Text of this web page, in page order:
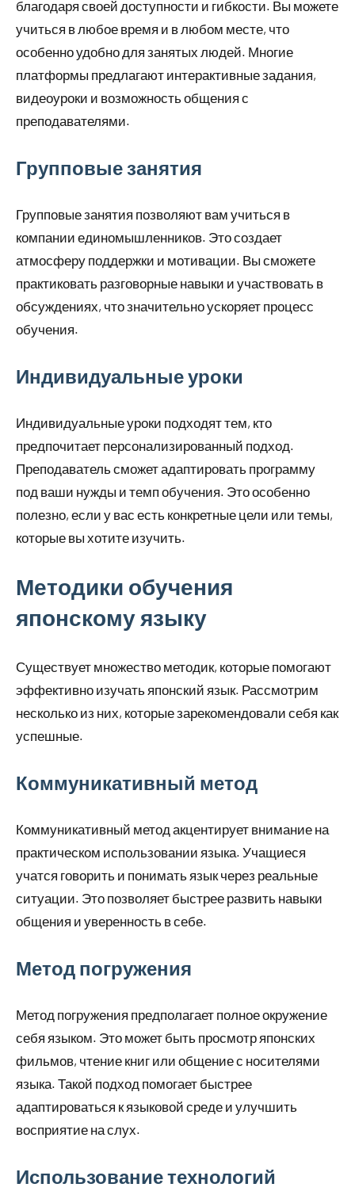
благодаря своей доступности и гибкости. Вы можете
учиться в любое время и в любом месте, что
особенно удобно для занятых людей. Многие
платформы предлагают интерактивные задания,
видеоуроки и возможность общения с
преподавателями.
Групповые занятия
Групповые занятия позволяют вам учиться в
компании единомышленников. Это создает
атмосферу поддержки и мотивации. Вы сможете
практиковать разговорные навыки и участвовать в
обсуждениях, что значительно ускоряет процесс
обучения.
Индивидуальные уроки
Индивидуальные уроки подходят тем, кто
предпочитает персонализированный подход.
Преподаватель сможет адаптировать программу
под ваши нужды и темп обучения. Это особенно
полезно, если у вас есть конкретные цели или темы,
которые вы хотите изучить.
Методики обучения
японскому языку
Существует множество методик, которые помогают
эффективно изучать японский язык. Рассмотрим
несколько из них, которые зарекомендовали себя как
успешные.
Коммуникативный метод
Коммуникативный метод акцентирует внимание на
практическом использовании языка. Учащиеся
учатся говорить и понимать язык через реальные
ситуации. Это позволяет быстрее развить навыки
общения и уверенность в себе.
Метод погружения
Метод погружения предполагает полное окружение
себя языком. Это может быть просмотр японских
фильмов, чтение книг или общение с носителями
языка. Такой подход помогает быстрее
адаптироваться к языковой среде и улучшить
восприятие на слух.
Использование технологий